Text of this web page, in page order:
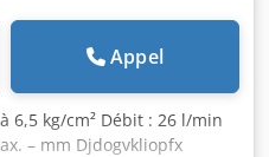
Appel
6,5 kg/cm² Débit : 26 l/min
– mm Djdogvkliopfx